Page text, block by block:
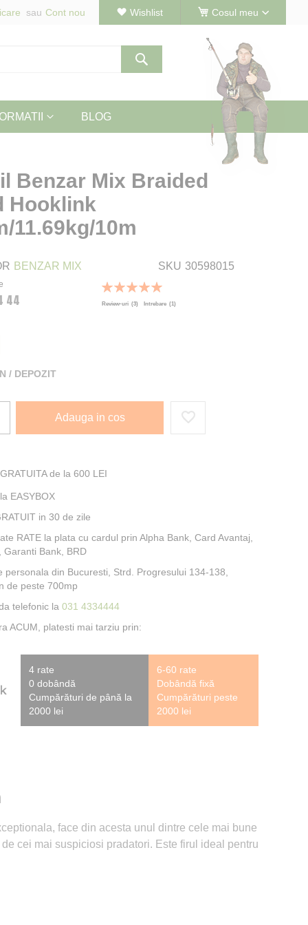
Cosul meu
Wishlist
Cont nou
BLOG
Benzar Mix Braided
Hooklink
11.69kg/10m
BENZAR MIX SKU 30598015
44
Rating:
Review-uri (3) Intrebare (1)
/ DEPOZIT
Adauga in cos
de la 600 LEI
EASYBOX
in 30 de zile
RATE la plata cu cardul prin Alpha Bank, Card Avantaj,
Garanti Bank, BRD
personala din Bucuresti, Strd. Progresului 134-138,
de peste 700mp
telefonic la 031 4334444
ACUM, platesti mai tarziu prin:
4 rate
0 dobândă
Cumpărături de până la
2000 lei
6-60 rate
Dobândă fixă
Cumpărături peste
2000 lei
face din acesta unul dintre cele mai bune
cei mai suspiciosi pradatori. Este firul ideal pentru